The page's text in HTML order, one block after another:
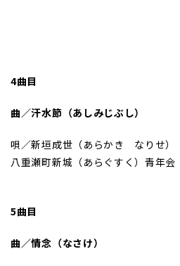
4曲目
曲／汗水節（あしみじぶし）
唄／新垣成世（あらかき なりせ）
八重瀬町新城（あらぐすく）青年会
5曲目
曲／情念（なさけ）